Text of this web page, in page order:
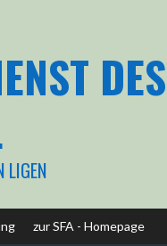
LIGEN
zur SFA - Homepage